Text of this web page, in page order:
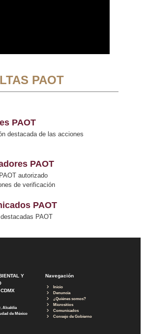
PAOT
PAOT
destacada de las acciones
PAOT
autorizado
de verificación
PAOT
PAOT
Y
Alcaldía
de México
Navegación
Inicio
Denuncia
¿Quiénes somos?
Micrositios
Comunicados
Consejo de Gobierno